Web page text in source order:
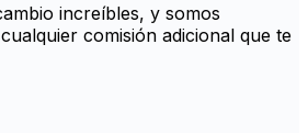
increíbles, y somos
comisión adicional que te